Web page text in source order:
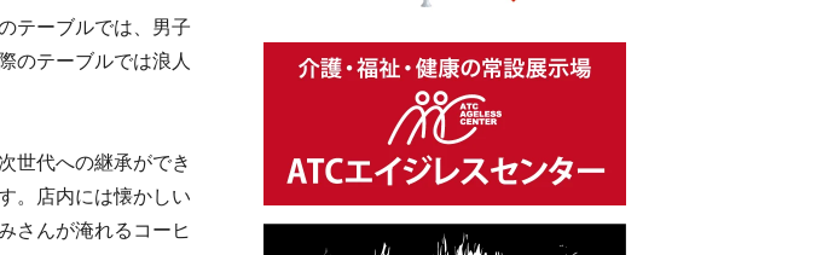
テーブルでは、男子
のテーブルでは浪人
世代への継承ができ
。店内には懐かしい
さんが淹れるコーヒ